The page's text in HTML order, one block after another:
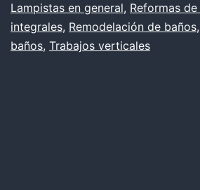
Lampistas en general, Reformas
integrales, Remodelación de baños,
baños, Trabajos verticales